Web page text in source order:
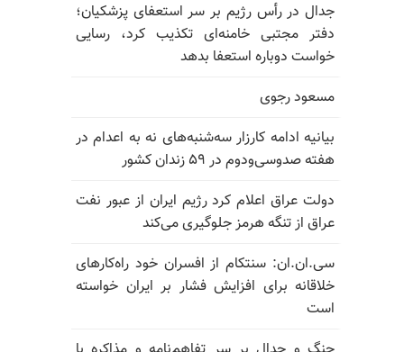
جدال در رأس رژیم بر سر استعفای پزشکیان؛
دفتر مجتبی خامنه‌ای تکذیب کرد، رسایی
خواست دوباره استعفا بدهد
مسعود رجوی
بیانیه ادامه کارزار سه‌شنبه‌های نه به اعدام در
هفته صدوسی‌و‌دوم در ۵۹ زندان کشور
دولت عراق اعلام کرد رژیم ایران از عبور نفت
عراق از تنگه هرمز جلوگیری می‌کند
سی.ان.ان: سنتکام از افسران خود راه‌کارهای
خلاقانه برای افزایش فشار بر ایران خواسته
است